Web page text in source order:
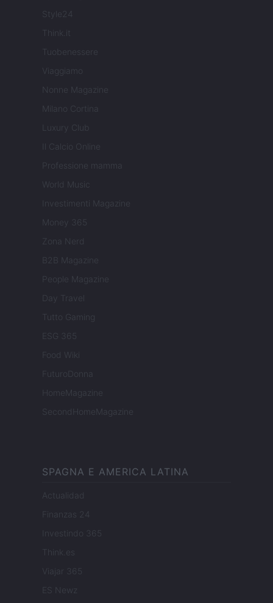
Style24
Think.it
Tuobenessere
Viaggiamo
Nonne Magazine
Milano Cortina
Luxury Club
Il Calcio Online
Professione mamma
World Music
Investimenti Magazine
Money 365
Zona Nerd
B2B Magazine
People Magazine
Day Travel
Tutto Gaming
ESG 365
Food Wiki
FuturoDonna
HomeMagazine
SecondHomeMagazine
SPAGNA E AMERICA LATINA
Actualidad
Finanzas 24
Investindo 365
Think.es
Viajar 365
ES Newz